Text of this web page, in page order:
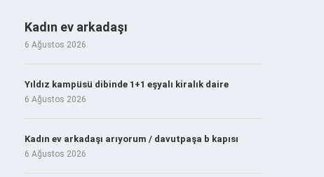
Kadın ev arkadaşı
6 Ağustos 2026
Yıldız kampüsü dibinde 1+1 eşyalı kiralık daire
6 Ağustos 2026
Kadın ev arkadaşı arıyorum / davutpaşa b kapısı
6 Ağustos 2026